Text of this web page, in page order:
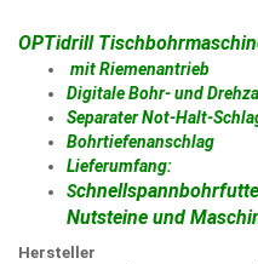
OPTidrill
mit Riemenantrieb
Digitale Bohr- und
Separater Not-Halt-
Bohrtiefenanschlag
Lieferumfang:
S
Nutsteine und
Hersteller